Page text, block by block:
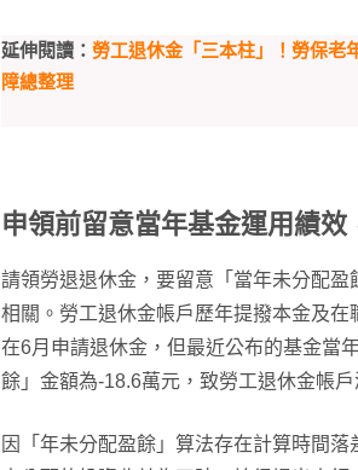
延伸閱讀： 勞工退休金「三本柱」！勞保老
障總整理
申領前留意當年基金運用績
請領勞退退休金，要留意「當年未分配
相關。勞工退休金帳戶歷年提撥本金及在
在6月申請退休金，但最近公布的基金當
餘」金額為-18.6萬元，致勞工退休金帳
因「年未分配盈餘」算法存在計算時間